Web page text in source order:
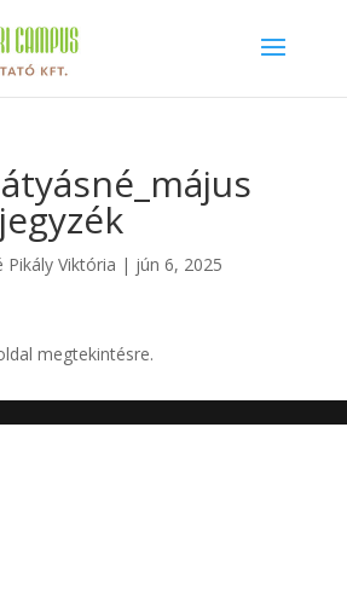
Pikály Viktória | jún 6, 2025
megtekintésre.